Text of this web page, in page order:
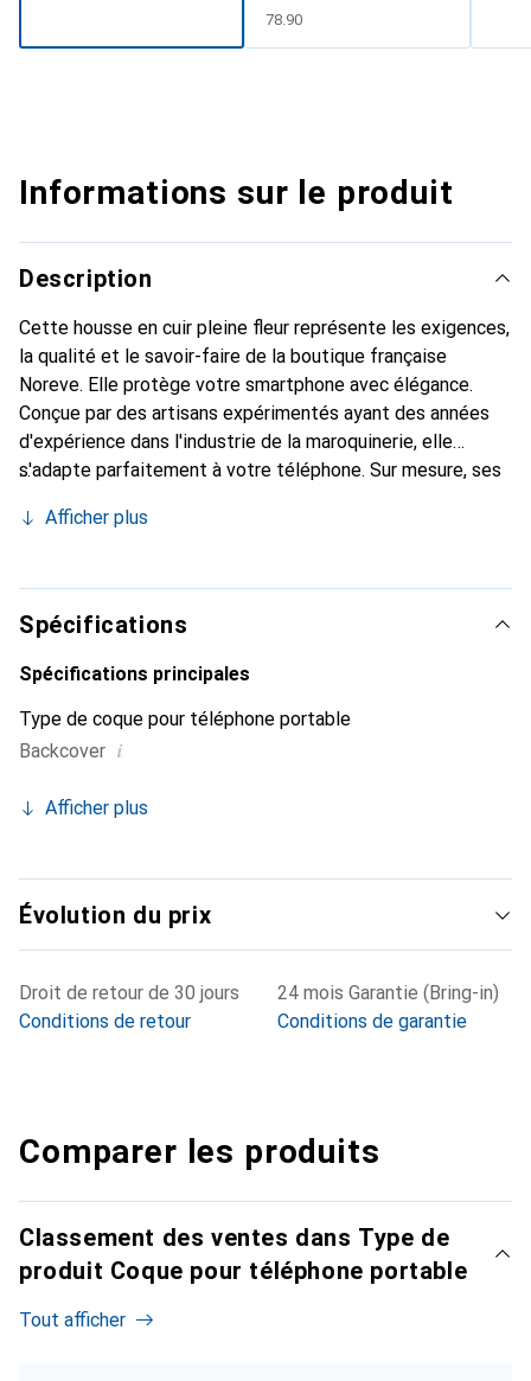
CHF
78.90
Informations sur le produit
Description
Cette housse en cuir pleine fleur représente les exigences,
la qualité et le savoir-faire de la boutique française
Noreve. Elle protège votre smartphone avec élégance.
Conçue par des artisans expérimentés ayant des années
d'expérience dans l'industrie de la maroquinerie, elle
s'adapte parfaitement à votre téléphone. Sur mesure, ses
seconde peau. Elle devient un accessoire chic et
est reconnue internationalement pour ses produits de
haute qualité et constitue un choix fiable pour une
clientèle exigeante.
Afficher plus
Spécifications
Spécifications principales
Type de coque pour téléphone portable
Backcover i
Afficher plus
Évolution du prix
Droit de retour de 30 jours
Conditions de retour
24 mois Garantie (Bring-in)
Conditions de garantie
Comparer les produits
Classement des ventes dans Type de
produit Coque pour téléphone portable
Tout afficher